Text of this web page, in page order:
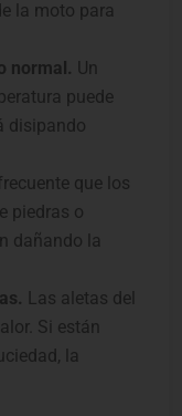
la moto para
normal. Un
puede
disipando
que los
piedras o
dañando la
Las aletas del
Si están
la